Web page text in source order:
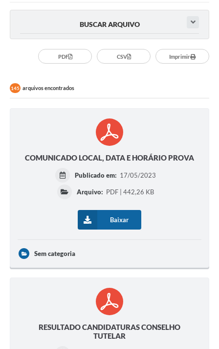
BUSCAR ARQUIVO
PDF CSV Imprimir
145 arquivos encontrados
COMUNICADO LOCAL, DATA E HORÁRIO PROVA
Publicado em: 17/05/2023
Arquivo: PDF | 442,26 KB
Baixar
Sem categoria
RESULTADO CANDIDATURAS CONSELHO
TUTELAR